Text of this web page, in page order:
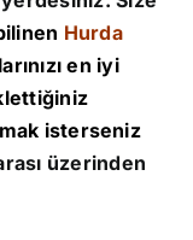
Hurda
en iyi
isterseniz
üzerinden